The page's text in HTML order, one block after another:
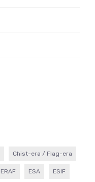
Chist-era / Flag-era
ERAF ESA ESIF